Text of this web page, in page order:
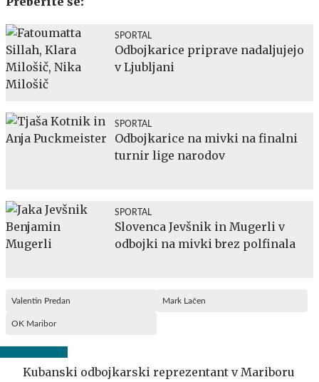
SPORTAL
Odbojkarice priprave nadaljujejo
v Ljubljani
SPORTAL
Odbojkarice na mivki na finalni
turnir lige narodov
SPORTAL
Slovenca Jevšnik in Mugerli v
odbojki na mivki brez polfinala
Valentin Predan Mark Lačen
OK Maribor
Kubanski odbojkarski reprezentant v Mariboru